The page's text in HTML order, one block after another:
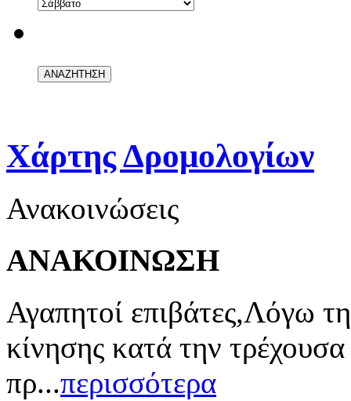
Χάρτης Δρομολογίων
Ανακοινώσεις
ΑΝΑΚΟΙΝΩΣΗ
Αγαπητοί επιβάτες,Λόγω
κίνησης κατά την
πρ...περισσότερα